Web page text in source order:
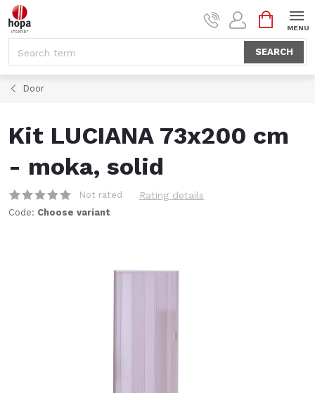
Skip
to
SEARCH
CART
Door
Kit LUCIANA 73x200 cm
- moka, solid
Not rated Rating details
Code: Choose variant